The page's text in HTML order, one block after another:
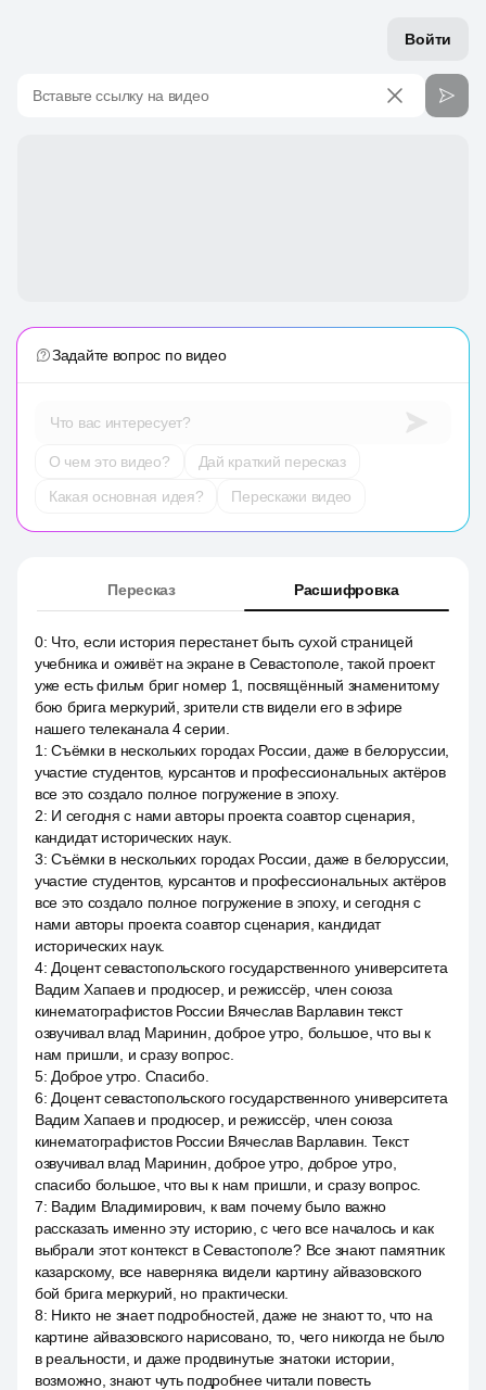
Войти
Вставьте ссылку на видео
Задайте вопрос по видео
Что вас интересует?
О чем это видео?
Дай краткий пересказ
Какая основная идея?
Перескажи видео
Пересказ Расшифровка
0: Что, если история перестанет быть сухой страницей
учебника и оживёт на экране в Севастополе, такой проект
уже есть фильм бриг номер 1, посвящённый знаменитому
бою брига меркурий, зрители ств видели его в эфире
нашего телеканала 4 серии.
1 :Съёмки в нескольких городах России, даже в белоруссии,
участие студентов, курсантов и профессиональных актёров
все это создало полное погружение в эпоху.
2: И сегодня с нами авторы проекта соавтор сценария,
кандидат исторических наук.
3:Съёмки в нескольких городах России, даже в белоруссии,
участие студентов, курсантов и профессиональных актёров
все это создало полное погружение в эпоху, и сегодня с
нами авторы проекта соавтор сценария, кандидат
исторических наук.
4: Доцент севастопольского государственного университета
Вадим Хапаев и продюсер, и режиссёр, член союза
кинематографистов России Вячеслав Варлавин текст
озвучивал влад Маринин, доброе утро, большое, что вы к
нам пришли, и сразу вопрос.
5: Доброе утро. Спасибо.
6: Доцент севастопольского государственного университета
Вадим Хапаев и продюсер, и режиссёр, член союза
кинематографистов России Вячеслав Варлавин. Текст
озвучивал влад Маринин, доброе утро, доброе утро,
спасибо большое, что вы к нам пришли, и сразу вопрос.
7: Вадим Владимирович, к вам почему было важно
рассказать именно эту историю, с чего все началось и как
выбрали этот контекст в Севастополе? Все знают памятник
казарскому, все наверняка видели картину айвазовского
бой брига меркурий, но практически.
8: Никто не знает подробностей, даже не знают то, что на
картине айвазовского нарисовано, то, чего никогда не было
в реальности, и даже продвинутые знатоки истории,
возможно, знают чуть подробнее читали повесть